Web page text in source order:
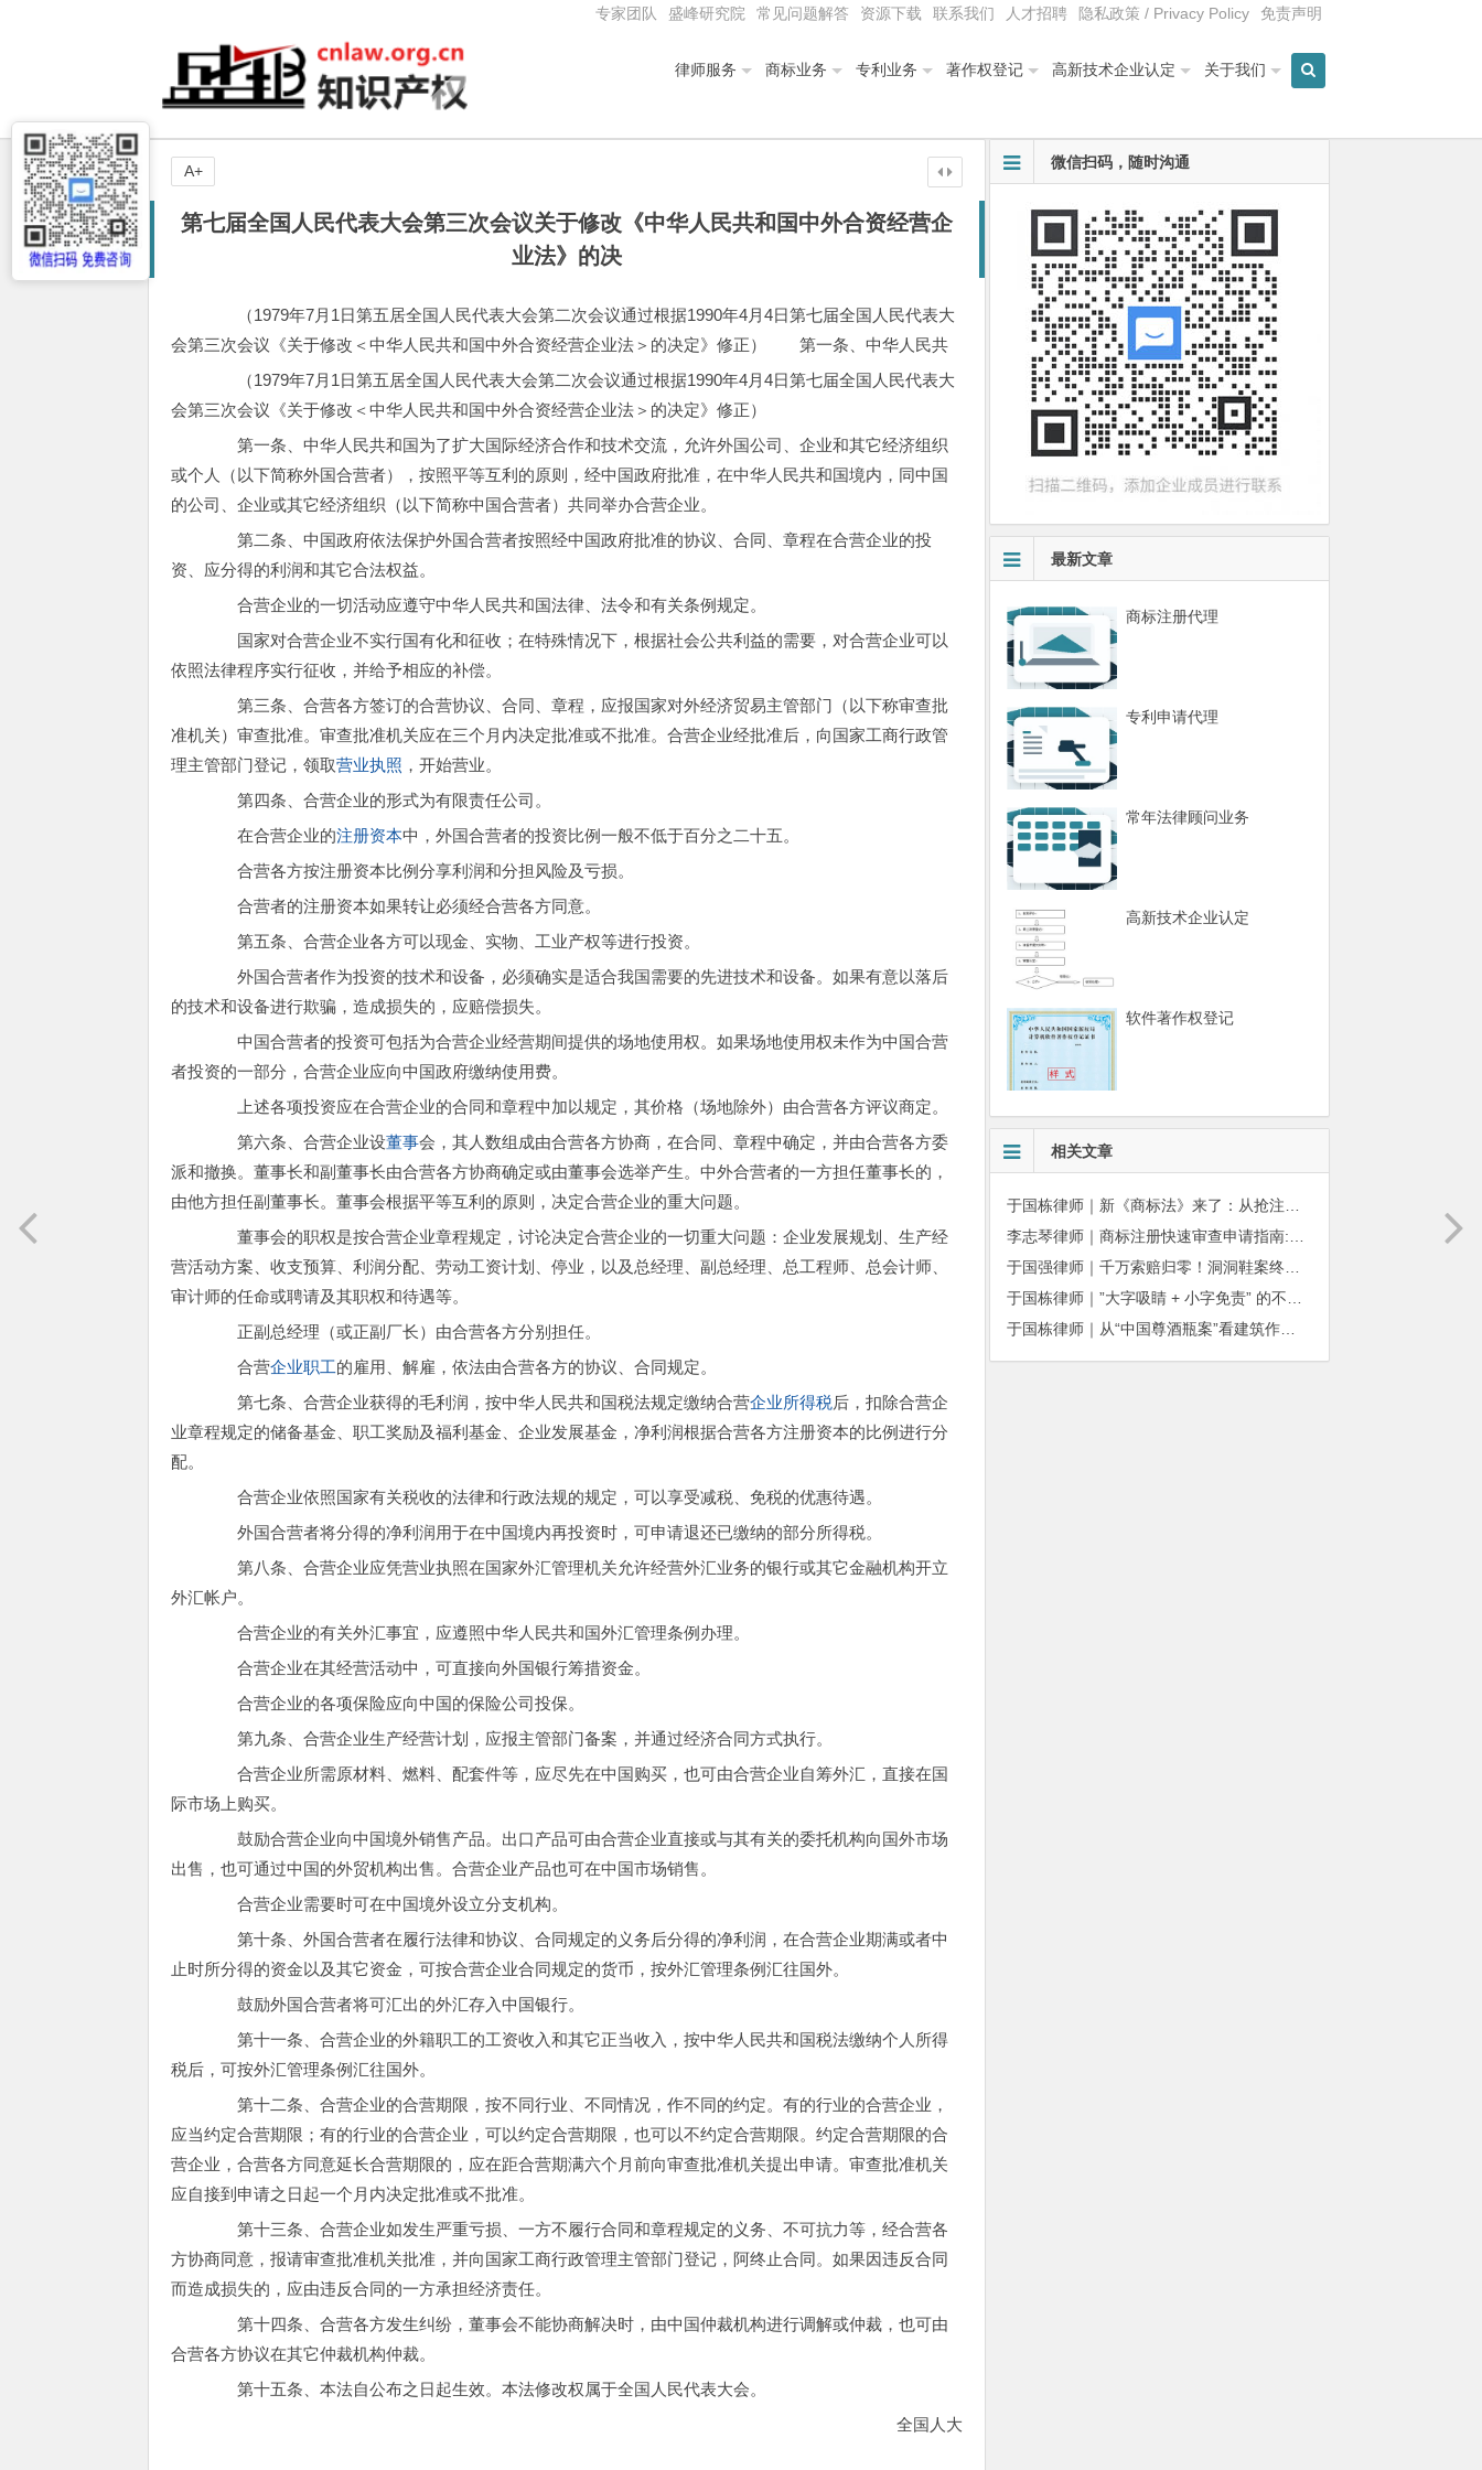
专家团队 盛峰研究院 常见问题解答 资源下载 联系我们 人才招聘 隐私政策 / Privacy Policy 免责声明
律师服务 商标业务 专利业务 著作权登记 高新技术企业认定 关于我们
第七届全国人民代表大会第三次会议关于修改《中华人民共和国中外合资经营企
业法》的决
（1979年7月1日第五居全国人民代表大会第二次会议通过根据1990年4月4日第七届全国人民代表大
会第三次会议《关于修改＜中华人民共和国中外合资经营企业法＞的决定》修正） 第一条、中华人民共
（1979年7月1日第五居全国人民代表大会第二次会议通过根据1990年4月4日第七届全国人民代表大
会第三次会议《关于修改＜中华人民共和国中外合资经营企业法＞的决定》修正）
第一条、中华人民共和国为了扩大国际经济合作和技术交流，允许外国公司、企业和其它经济组织
或个人（以下简称外国合营者），按照平等互利的原则，经中国政府批准，在中华人民共和国境内，同中国
的公司、企业或其它经济组织（以下简称中国合营者）共同举办合营企业。
第二条、中国政府依法保护外国合营者按照经中国政府批准的协议、合同、章程在合营企业的投
资、应分得的利润和其它合法权益。
合营企业的一切活动应遵守中华人民共和国法律、法令和有关条例规定。
国家对合营企业不实行国有化和征收；在特殊情况下，根据社会公共利益的需要，对合营企业可以
依照法律程序实行征收，并给予相应的补偿。
第三条、合营各方签订的合营协议、合同、章程，应报国家对外经济贸易主管部门（以下称审查批
准机关）审查批准。审查批准机关应在三个月内决定批准或不批准。合营企业经批准后，向国家工商行政管
理主管部门登记，领取营业执照 ，开始营业。
第四条、合营企业的形式为有限责任公司。
在合营企业的注册资本中，外国合营者的投资比例一般不低于百分之二十五。
合营各方按注册资本比例分享利润和分担风险及亏损。
合营者的注册资本如果转让必须经合营各方同意。
第五条、合营企业各方可以现金、实物、工业产权等进行投资。
外国合营者作为投资的技术和设备，必须确实是适合我国需要的先进技术和设备。如果有意以落后
的技术和设备进行欺骗，造成损失的，应赔偿损失。
中国合营者的投资可包括为合营企业经营期间提供的场地使用权。如果场地使用权未作为中国合营
者投资的一部分，合营企业应向中国政府缴纳使用费。
上述各项投资应在合营企业的合同和章程中加以规定，其价格（场地除外）由合营各方评议商定。
第六条、合营企业设董事会，其人数组成由合营各方协商，在合同、章程中确定，并由合营各方委
派和撤换。董事长和副董事长由合营各方协商确定或由董事会选举产生。中外合营者的一方担任董事长的，
由他方担任副董事长。董事会根据平等互利的原则，决定合营企业的重大问题。
董事会的职权是按合营企业章程规定，讨论决定合营企业的一切重大问题：企业发展规划、生产经
营活动方案、收支预算、利润分配、劳动工资计划、停业，以及总经理、副总经理、总工程师、总会计师、
审计师的任命或聘请及其职权和待遇等。
正副总经理（或正副厂长）由合营各方分别担任。
合营企业职工的雇用、解雇，依法由合营各方的协议、合同规定。
第七条、合营企业获得的毛利润，按中华人民共和国税法规定缴纳合营企业所得税后，扣除合营企
业章程规定的储备基金、职工奖励及福利基金、企业发展基金，净利润根据合营各方注册资本的比例进行分
配。
合营企业依照国家有关税收的法律和行政法规的规定，可以享受减税、免税的优惠待遇。
外国合营者将分得的净利润用于在中国境内再投资时，可申请退还已缴纳的部分所得税。
第八条、合营企业应凭营业执照在国家外汇管理机关允许经营外汇业务的银行或其它金融机构开立
外汇帐户。
合营企业的有关外汇事宜，应遵照中华人民共和国外汇管理条例办理。
合营企业在其经营活动中，可直接向外国银行筹措资金。
合营企业的各项保险应向中国的保险公司投保。
第九条、合营企业生产经营计划，应报主管部门备案，并通过经济合同方式执行。
合营企业所需原材料、燃料、配套件等，应尽先在中国购买，也可由合营企业自筹外汇，直接在国
际市场上购买。
鼓励合营企业向中国境外销售产品。出口产品可由合营企业直接或与其有关的委托机构向国外市场
出售，也可通过中国的外贸机构出售。合营企业产品也可在中国市场销售。
合营企业需要时可在中国境外设立分支机构。
第十条、外国合营者在履行法律和协议、合同规定的义务后分得的净利润，在合营企业期满或者中
止时所分得的资金以及其它资金，可按合营企业合同规定的货币，按外汇管理条例汇往国外。
鼓励外国合营者将可汇出的外汇存入中国银行。
第十一条、合营企业的外籍职工的工资收入和其它正当收入，按中华人民共和国税法缴纳个人所得
税后，可按外汇管理条例汇往国外。
第十二条、合营企业的合营期限，按不同行业、不同情况，作不同的约定。有的行业的合营企业，
应当约定合营期限；有的行业的合营企业，可以约定合营期限，也可以不约定合营期限。约定合营期限的合
营企业，合营各方同意延长合营期限的，应在距合营期满六个月前向审查批准机关提出申请。审查批准机关
应自接到申请之日起一个月内决定批准或不批准。
第十三条、合营企业如发生严重亏损、一方不履行合同和章程规定的义务、不可抗力等，经合营各
方协商同意，报请审查批准机关批准，并向国家工商行政管理主管部门登记，阿终止合同。如果因违反合同
而造成损失的，应由违反合同的一方承担经济责任。
第十四条、合营各方发生纠纷，董事会不能协商解决时，由中国仲裁机构进行调解或仲裁，也可由
合营各方协议在其它仲裁机构仲裁。
第十五条、本法自公布之日起生效。本法修改权属于全国人民代表大会。
全国人大
A+ 微信扫码，随时沟通
最新文章
商标注册代理
专利申请代理
常年法律顾问业务
高新技术企业认定
软件著作权登记
相关文章
于国栋律师｜从“中国尊酒瓶案”看建筑作品著作权保护的司法边界与商用合规